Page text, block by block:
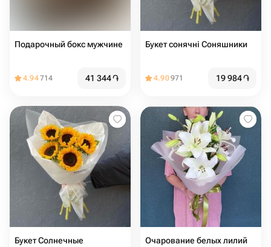
Подарочный бокс мужчине
4.94714 41 344֏
Букет сонячні Соняшники
4.90971 19 984֏
Букет Солнечные
Очарование белых лилий